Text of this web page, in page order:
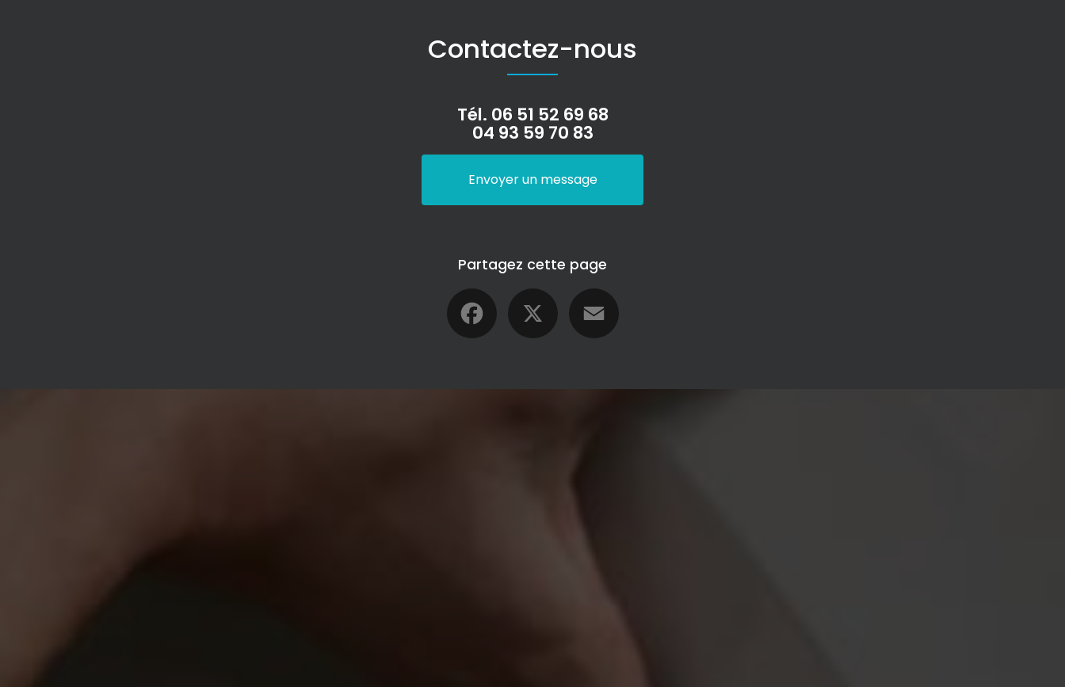
Contactez-nous
Tél. 06 51 52 69 68
04 93 59 70 83
Envoyer un message
Partagez cette page
Facebook